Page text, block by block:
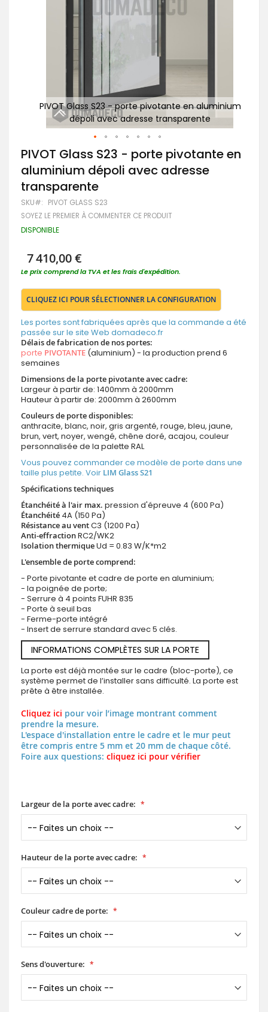
PIVOT Glass S23 - porte pivotante en aluminium
dépoli avec adresse transparente
Passer
au
début
de
la
Galerie
d’images
PIVOT Glass S23 - porte pivotante en
aluminium dépoli avec adresse
transparente
SKU PIVOT GLASS S23
SOYEZ LE PREMIER À COMMENTER CE PRODUIT
DISPONIBLE
7 410,00 €
Le prix comprend la TVA et les frais d'expédition.
CLIQUEZ ICI POUR SÉLECTIONNER LA CONFIGURATION
Les portes sont fabriquées après que la commande a été
passée sur le site Web domadeco.fr
Délais de fabrication de nos portes:
porte PIVOTANTE (aluminium) - la production prend 6
semaines
Dimensions de la porte pivotante avec cadre:
Largeur à partir de: 1400mm à 2000mm
Hauteur à partir de: 2000mm à 2600mm
Couleurs de porte disponibles:
anthracite, blanc, noir, gris argenté, rouge, bleu, jaune,
brun, vert, noyer, wengé, chêne doré, acajou, couleur
personnalisée de la palette RAL
Vous pouvez commander ce modèle de porte dans une
taille plus petite. Voir LIM Glass S21
Spécifications techniques
Étanchéité à l'air max. pression d'épreuve 4 (600 Pa)
Étanchéité 4A (150 Pa)
Résistance au ventC3 (1200 Pa)
Anti-effractionRC2/WK2
Isolation thermiqueUd = 0.83 W/K*m2
L'ensemble de porte comprend:
- Porte pivotante et cadre de porte en aluminium;
- la poignée de porte;
- Serrure à 4 points FUHR 835
- Porte à seuil bas
- Ferme-porte intégré
- Insert de serrure standard avec 5 clés.
INFORMATIONS COMPLÈTES SUR LA PORTE
La porte est déjà montée sur le cadre (bloc-porte), ce
système permet de l’installer sans difficulté. La porte est
prête à être installée.
Cliquez ici pour voir l’image montrant comment
prendre la mesure.
L'espace d'installation entre le cadre et le mur peut
être compris entre 5 mm et 20 mm de chaque côté.
Foire aux questions: cliquez ici pour vérifier
Largeur de la porte avec cadre:
Hauteur de la porte avec cadre:
Couleur cadre de porte:
Sens d'ouverture: